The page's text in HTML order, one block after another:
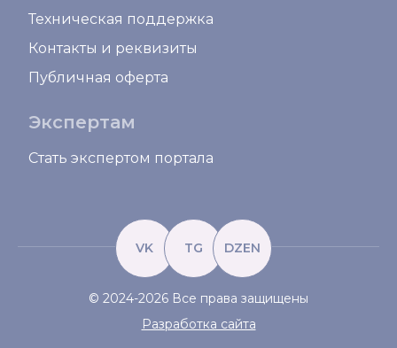
Техническая поддержка
Контакты и реквизиты
Публичная оферта
Экспертам
Стать экспертом портала
VK TG DZEN
© 2024-2026 Все права защищены
Разработка сайта